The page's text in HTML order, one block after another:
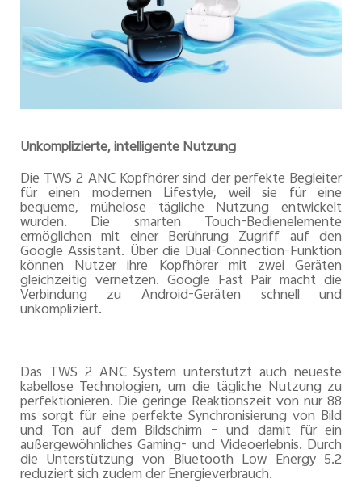
Unkomplizierte, intelligente Nutzung
Die TWS 2 ANC Kopfhörer sind der perfekte Begleiter
für einen modernen Lifestyle, weil sie für eine
bequeme, mühelose tägliche Nutzung entwickelt
wurden. Die smarten Touch-Bedienelemente
ermöglichen mit einer Berührung Zugriff auf den
Google Assistant. Über die Dual-Connection-Funktion
können Nutzer ihre Kopfhörer mit zwei Geräten
gleichzeitig vernetzen. Google Fast Pair macht die
Verbindung zu Android-Geräten schnell und
unkompliziert.
Das TWS 2 ANC System unterstützt auch neueste
kabellose Technologien, um die tägliche Nutzung zu
perfektionieren. Die geringe Reaktionszeit von nur 88
ms sorgt für eine perfekte Synchronisierung von Bild
und Ton auf dem Bildschirm – und damit für ein
außergewöhnliches Gaming- und Videoerlebnis. Durch
die Unterstützung von Bluetooth Low Energy 5.2
reduziert sich zudem der Energieverbrauch.